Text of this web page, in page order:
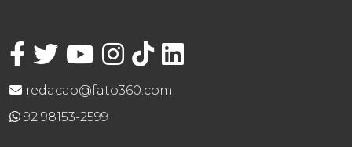
redacao@fato360.com
92 98153-2599